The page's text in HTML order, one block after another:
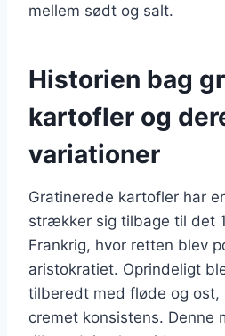
mellem sødt og salt.
Historien bag
kartofler og
variationer
Gratinerede kartofler har
strækker sig tilbage til det
Frankrig, hvor retten blev
aristokratiet. Oprindeligt
tilberedt med fløde og ost,
cremet konsistens. Denne